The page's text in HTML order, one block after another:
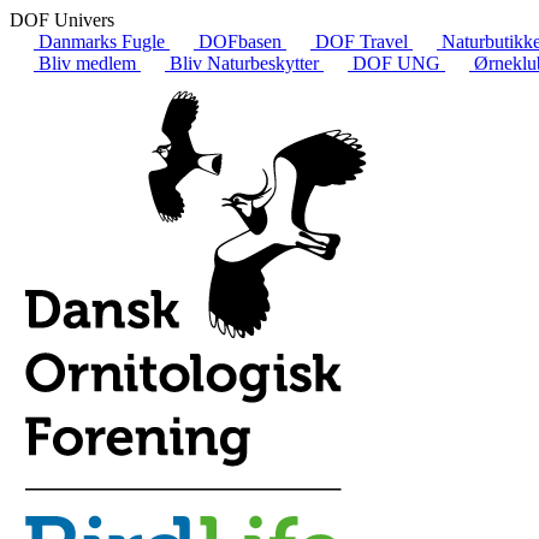
DOF Univers
Danmarks Fugle
DOFbasen DOF Travel
Bliv medlem
Bliv Naturbeskytter DOF UNG